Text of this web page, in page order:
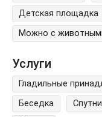
Детская площадка
Можно с
Услуги
Гладильные
Беседка